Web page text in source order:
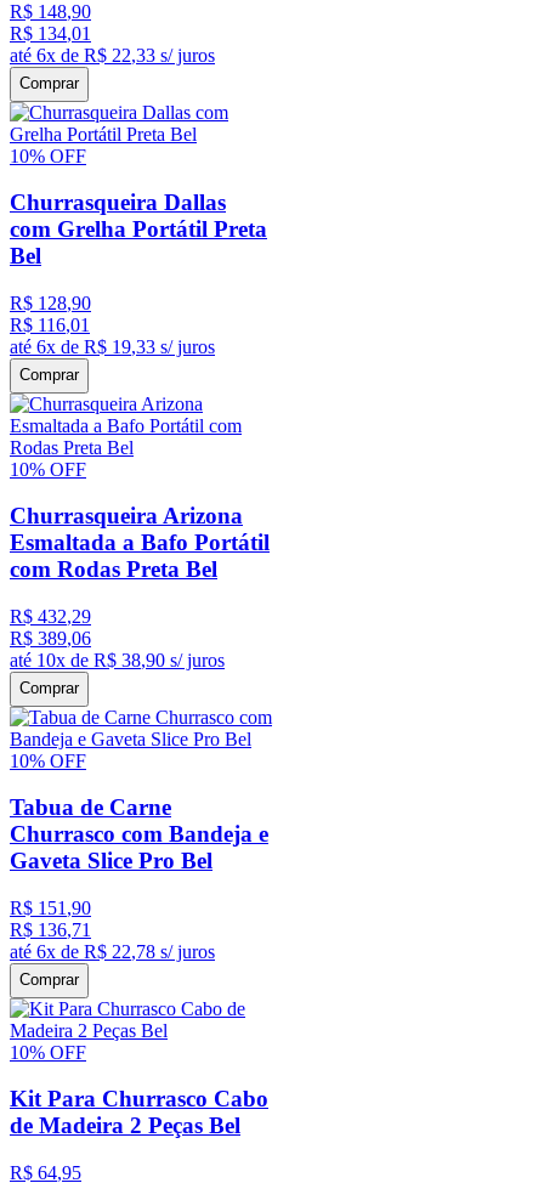
R$ 148,90
R$ 134,01
até 6x de R$ 22,33 s/ juros
Comprar
10% OFF
Churrasqueira Dallas
com Grelha Portátil Preta
Bel
R$ 128,90
R$ 116,01
até 6x de R$ 19,33 s/ juros
Comprar
10% OFF
Churrasqueira Arizona
Esmaltada a Bafo Portátil
com Rodas Preta Bel
R$ 432,29
R$ 389,06
até 10x de R$ 38,90 s/ juros
Comprar
10% OFF
Tabua de Carne
Churrasco com Bandeja e
Gaveta Slice Pro Bel
R$ 151 ,90
R$ 136,71
até 6x de R$ 22,78 s/ juros
Comprar
10% OFF
Kit Para Churrasco Cabo
de Madeira 2 Peças Bel
R$ 64,95